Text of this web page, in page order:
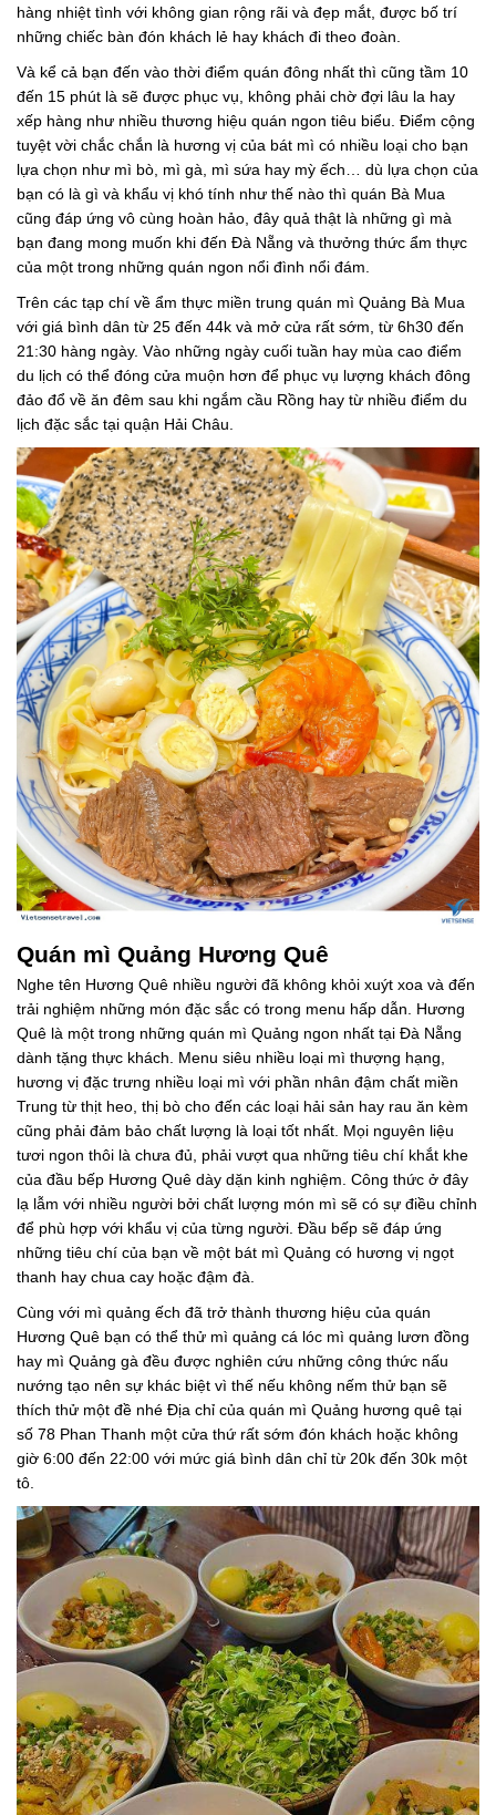
hàng nhiệt tình với không gian rộng rãi và đẹp mắt, được bố trí
những chiếc bàn đón khách lẻ hay khách đi theo đoàn.
Và kể cả bạn đến vào thời điểm quán đông nhất thì cũng tầm 10
đến 15 phút là sẽ được phục vụ, không phải chờ đợi lâu la hay
xếp hàng như nhiều thương hiệu quán ngon tiêu biểu. Điểm cộng
tuyệt vời chắc chắn là hương vị của bát mì có nhiều loại cho bạn
lựa chọn như mì bò, mì gà, mì sứa hay mỳ ếch… dù lựa chọn của
bạn có là gì và khẩu vị khó tính như thế nào thì quán Bà Mua
cũng đáp ứng vô cùng hoàn hảo, đây quả thật là những gì mà
bạn đang mong muốn khi đến Đà Nẵng và thưởng thức ẩm thực
của một trong những quán ngon nổi đình nổi đám.
Trên các tạp chí về ẩm thực miền trung quán mì Quảng Bà Mua
với giá bình dân từ 25 đến 44k và mở cửa rất sớm, từ 6h30 đến
21:30 hàng ngày. Vào những ngày cuối tuần hay mùa cao điểm
du lịch có thể đóng cửa muộn hơn để phục vụ lượng khách đông
đảo đổ về ăn đêm sau khi ngắm cầu Rồng hay từ nhiều điểm du
lịch đặc sắc tại quận Hải Châu.
Quán mì Quảng Hương Quê
Nghe tên Hương Quê nhiều người đã không khỏi xuýt xoa và đến
trải nghiệm những món đặc sắc có trong menu hấp dẫn. Hương
Quê là một trong những quán mì Quảng ngon nhất tại Đà Nẵng
dành tặng thực khách. Menu siêu nhiều loại mì thượng hạng,
hương vị đặc trưng nhiều loại mì với phần nhân đậm chất miền
Trung từ thịt heo, thị bò cho đến các loại hải sản hay rau ăn kèm
cũng phải đảm bảo chất lượng là loại tốt nhất. Mọi nguyên liệu
tươi ngon thôi là chưa đủ, phải vượt qua những tiêu chí khắt khe
của đầu bếp Hương Quê dày dặn kinh nghiệm. Công thức ở đây
lạ lẫm với nhiều người bởi chất lượng món mì sẽ có sự điều chỉnh
để phù hợp với khẩu vị của từng người. Đầu bếp sẽ đáp ứng
những tiêu chí của bạn về một bát mì Quảng có hương vị ngọt
thanh hay chua cay hoặc đậm đà.
Cùng với mì quảng ếch đã trở thành thương hiệu của quán
Hương Quê bạn có thể thử mì quảng cá lóc mì quảng lươn đồng
hay mì Quảng gà đều được nghiên cứu những công thức nấu
nướng tạo nên sự khác biệt vì thế nếu không nếm thử bạn sẽ
thích thử một đề nhé Địa chỉ của quán mì Quảng hương quê tại
số 78 Phan Thanh một cửa thứ rất sớm đón khách hoặc không
giờ 6:00 đến 22:00 với mức giá bình dân chỉ từ 20k đến 30k một
tô.